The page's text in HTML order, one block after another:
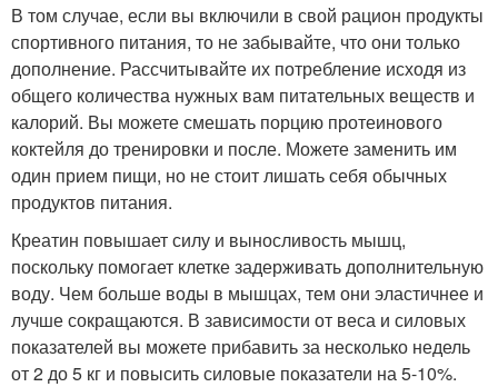
В том случае, если вы включили в свой рацион продукты
спортивного питания, то не забывайте, что они только
дополнение. Рассчитывайте их потребление исходя из
общего количества нужных вам питательных веществ и
калорий. Вы можете смешать порцию протеинового
коктейля до тренировки и после. Можете заменить им
один прием пищи, но не стоит лишать себя обычных
продуктов питания.
Креатин повышает силу и выносливость мышц,
поскольку помогает клетке задерживать дополнительную
воду. Чем больше воды в мышцах, тем они эластичнее и
лучше сокращаются. В зависимости от веса и силовых
показателей вы можете прибавить за несколько недель
от 2 до 5 кг и повысить силовые показатели на 5-10%.